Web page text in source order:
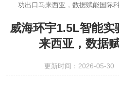
功出口马来西亚，数据赋能国际
威海环宇1.5L智能实
来西亚，数据
更新时间：2026-05-